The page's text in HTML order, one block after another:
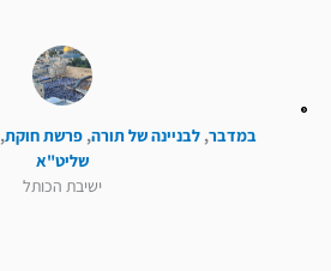
במדבר, לבניינה של תורה, פרשת חוקת,
שליט"א
ישיבת הכותל